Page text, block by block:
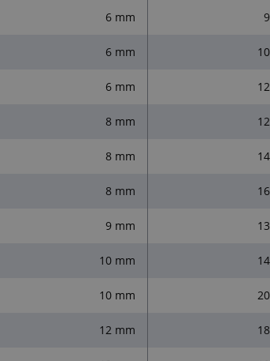
6 mm
6 mm
6 mm
8 mm
8 mm
8 mm
9 mm
10 mm
10 mm
12 mm